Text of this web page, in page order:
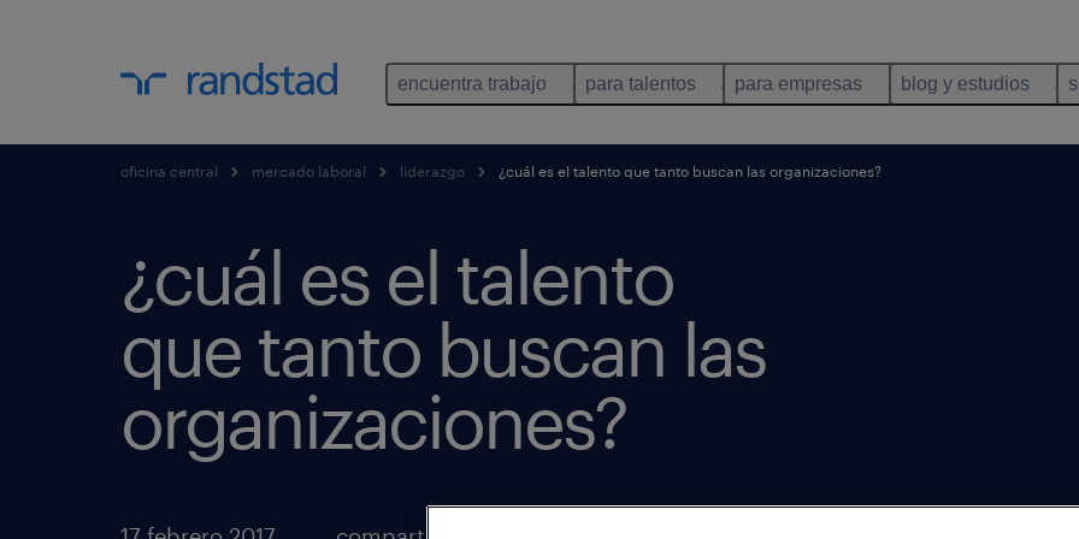
encuentra trabajo para talentos para empresas blog y estudios
oficina central mercado laboral liderazgo ¿cuál es el talento que tanto buscan las organizaciones?
¿cuál es el talento
que tanto buscan las
organizaciones?